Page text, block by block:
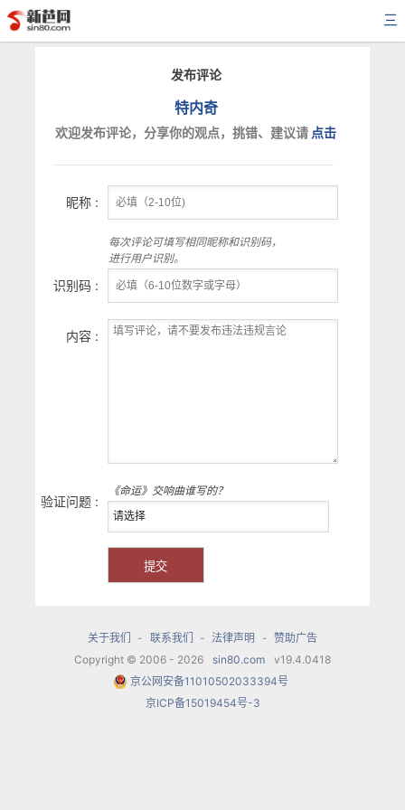
三
发布评论
特内奇
欢迎发布评论，分享你的观点，挑错、建议请 点击
昵称 :
每次评论可填写相同昵称和识别码，
进行用户识别。
识别码 :
内容 :
验证问题 :
《命运》交响曲谁写的？
关于我们 - 联系我们 - 法律声明 - 赞助广告
Copyright © 2006 - 2026
sin80.com
v19.4.0418
京公网安备11010502033394号
京ICP备15019454号-3